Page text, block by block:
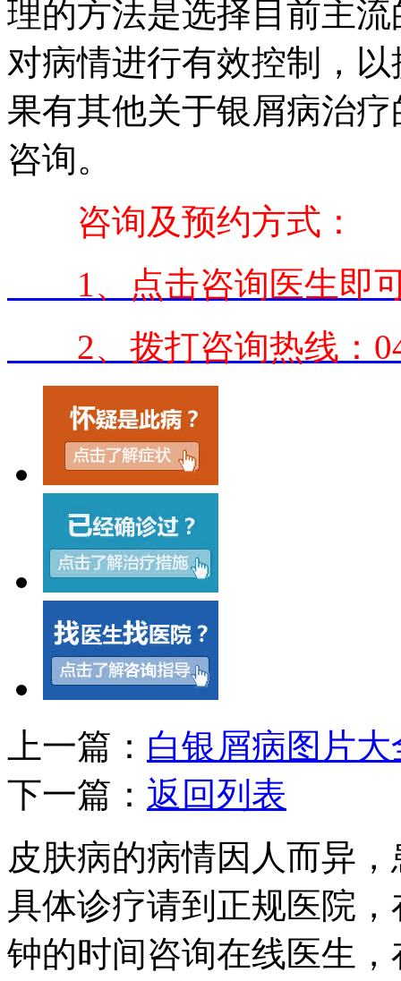
理的方法是选择目前主
对病情进行有效控制，
果有其他关于银屑病治
咨询。
咨询及预约方式：
1、点击咨询医生即
2、拨打咨询热线：
上一篇： 白银屑病图片大
下一篇： 返回列表
皮肤病的病情因人而异
具体诊疗请到正规医院
钟的时间咨询在线医生